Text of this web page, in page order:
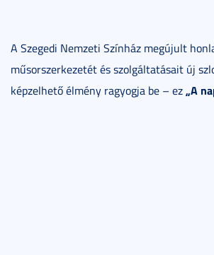
A Szegedi Nemzeti Színház megújult
műsorszerkezetét és szolgáltatásait új
képzelhető élmény ragyogja be – ez„A